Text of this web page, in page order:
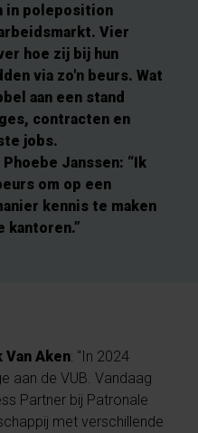
in poleposition
Vier
hoe zij bij hun
via zo'n beurs. Wat
aan een stand
contracten en
jobs.
Janssen: “Ik
om op een
kennis te maken
kantoren.”
Aken: “In 2024
aan de VUB. Vandaag
Partner bij Patronale
met verschillende